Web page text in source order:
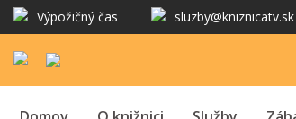
Výpožičný čas sluzby@kniznicatv.sk